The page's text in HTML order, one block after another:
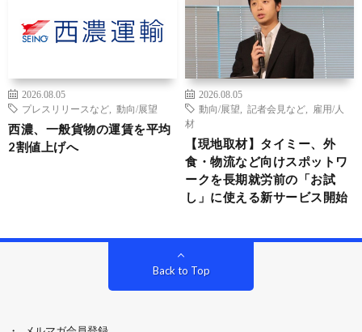
2026.08.05
プレスリリースなど
動向/展望
西濃、一般貨物の運賃を平均
2割値上げへ
2026.08.05
動向/展望
記者会見など
雇用/人
材
【現地取材】タイミー、外
食・物流など向けスポットワ
ークを長期就労前の「お試
し」に使える新サービス開始
Back to Top